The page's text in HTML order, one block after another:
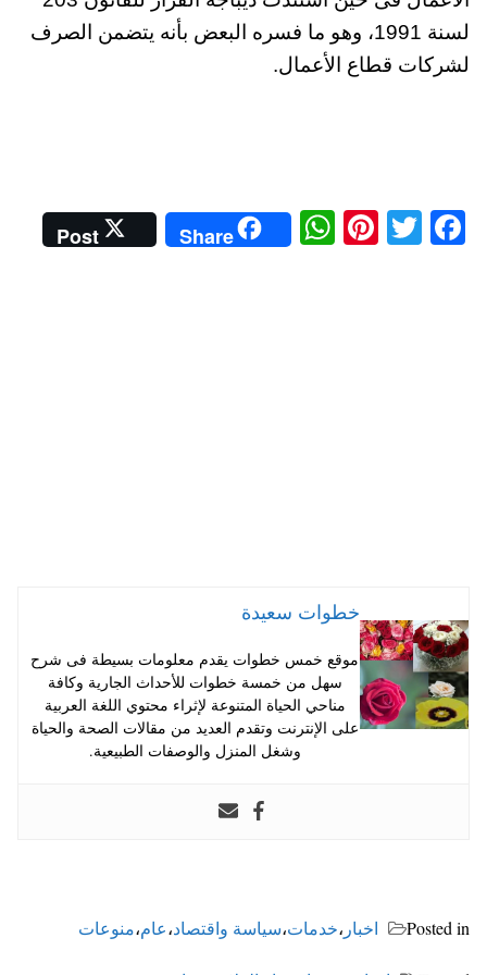
لسنة 1991، وهو ما فسره البعض بأنه يتضمن الصرف
لشركات قطاع الأعمال.
Fa
T
Pi
W
ha
Share
Post
خطوات سعيدة
موقع خمس خطوات يقدم معلومات بسيطة فى شرح
سهل من خمسة خطوات للأحداث الجارية وكافة
مناحي الحياة المتنوعة لإثراء محتوي اللغة العربية
على الإنترنت وتقدم العديد من مقالات الصحة والحياة
وشغل المنزل والوصفات الطبيعية.
Posted in اخبار ،خدمات،سياسة واقتصاد،عام،منوعات